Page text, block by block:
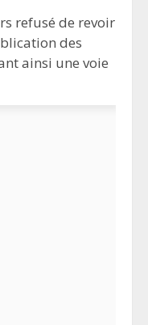
refusé de revoir
des
ainsi une voie